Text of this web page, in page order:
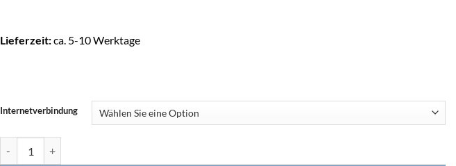
Lieferzeit:ca. 5-10 Werktage
Internetverbindung